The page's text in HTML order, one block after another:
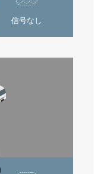
信号なし